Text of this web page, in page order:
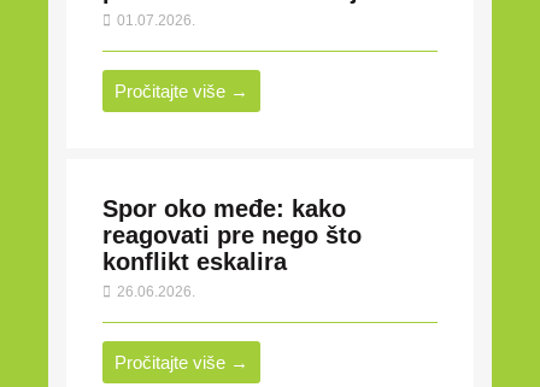
01.07.2026.
Pročitajte više →
Spor oko međe: kako
reagovati pre nego što
konflikt eskalira
26.06.2026.
Pročitajte više →